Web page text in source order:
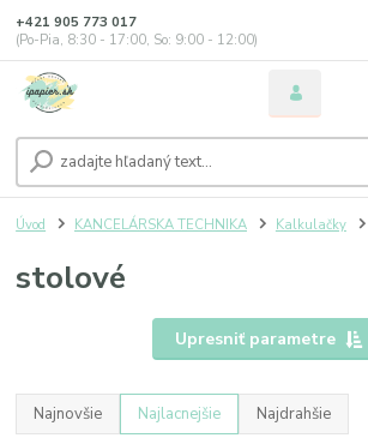
+421 905 773 017
(Po-Pia, 8:30 - 17:00, So: 9:00 - 12:00)
Úvod KANCELÁRSKA TECHNIKA Kalkulačky
stolové
Upresniť parametre
Najnovšie Najlacnejšie Najdrahšie